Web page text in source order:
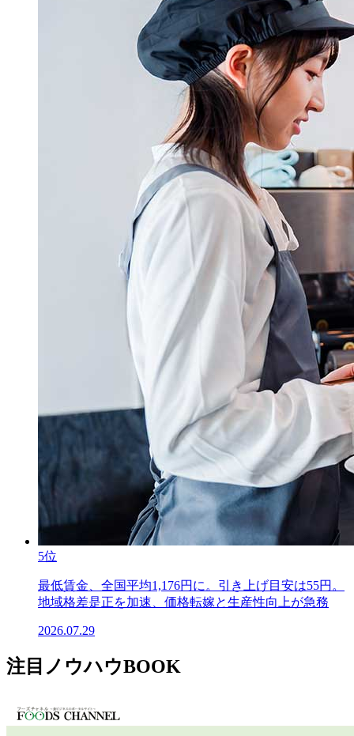
5位
最低賃金、全国平均1,176円に。引き上げ目安は55円。
地域格差是正を加速、価格転嫁と生産性向上が急務
2026.07.29
注目ノウハウBOOK